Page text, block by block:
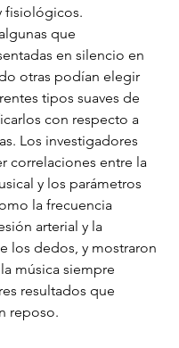
fisiológicos.
que
en silencio en
otras podían elegir
tipos suaves de
con respecto a
Los investigadores
correlaciones entre la
y los parámetros
la frecuencia
arterial y la
los dedos, y mostraron
música siempre
resultados que
reposo.